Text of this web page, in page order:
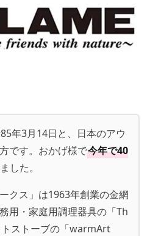
年3月14日と、日本のアウ
です。おかげ様で今年で40
した。
クス」は1963年創業の金網
用・家庭用調理器具の「Th
ストーブの「warmArt